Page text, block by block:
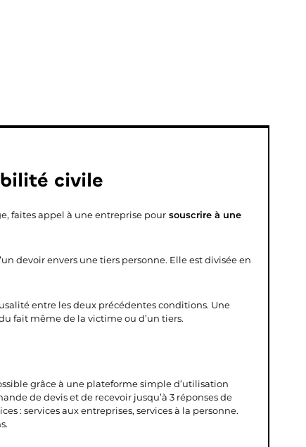
civile
faites appel à une entreprise pour souscrire à une
devoir envers une tiers personne. Elle est divisée en
entre les deux précédentes conditions. Une
fait même de la victime ou d’un tiers.
grâce à une plateforme simple d’utilisation
de devis et de recevoir jusqu’à 3 réponses de
: services aux entreprises, services à la personne.